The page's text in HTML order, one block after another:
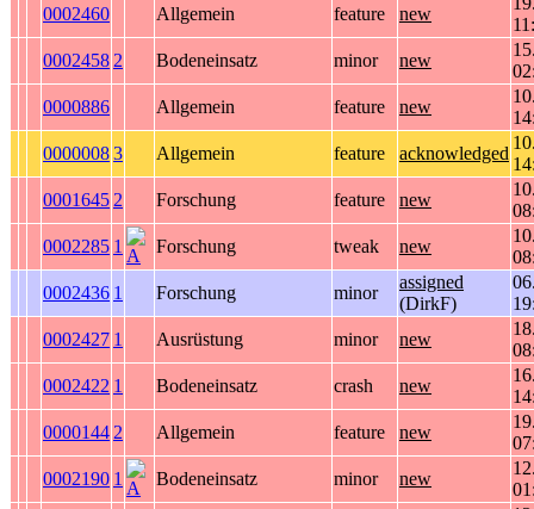
0002460
Allgemein feature new
0002458 2 Bodeneinsatz minor new
0000886
Allgemein feature new
00000083 Allgemein feature acknowledged
0001645 2 Forschung feature new
0002285 1 Forschung tweak new
0002436 1 Forschung minor
assigned
(DirkF)
0002427 1 Ausrüstung minor new
0002422 1 Bodeneinsatz crash new
0000144 2 Allgemein feature new
0002190 1 Bodeneinsatz minor new